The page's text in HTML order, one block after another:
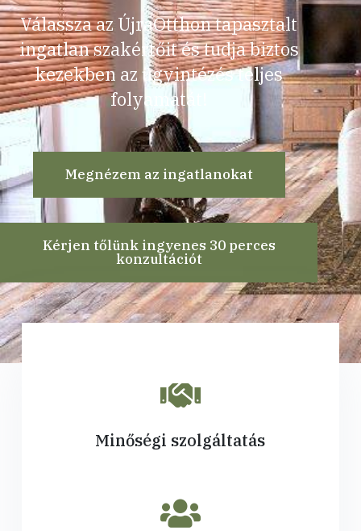
Válassza az ÚjraOtthon tapasztalt
ingatlan szakértőit és tudja biztos
kezekben az ügyintézés teljes
folyamatát!
Megnézem az ingatlanokat
Kérjen tőlünk ingyenes 30 perces
konzultációt
Minőségi szolgáltatás